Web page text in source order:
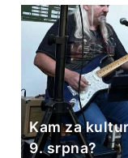
Kam za
9. srpna?